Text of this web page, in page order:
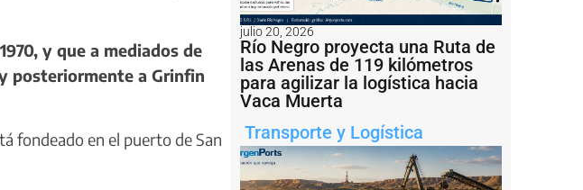
y que a mediados de
posteriormente a Grinfin
fondeado en el puerto de San
julio 20, 2026
Río Negro proyecta una Ruta de
las Arenas de 119 kilómetros
para agilizar la logística hacia
Vaca Muerta
Transporte y Logística